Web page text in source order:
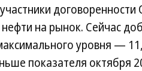
на рынок. Сейчас
уровня —
показателя октября